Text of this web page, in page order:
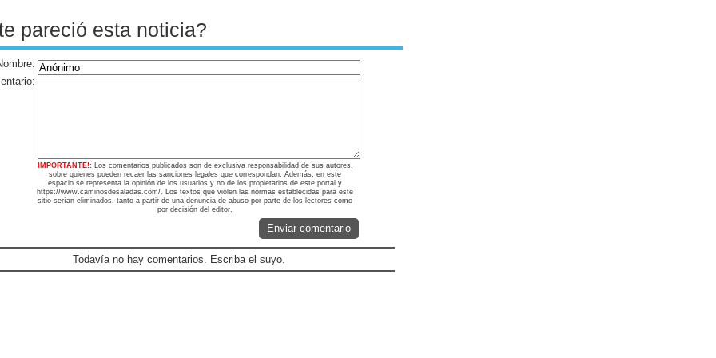
pareció esta noticia?
IMPORTANTE!: Los comentarios publicados son de exclusiva responsabilidad de sus autores,
sobre quienes pueden recaer las sanciones legales que correspondan. Además, en este
espacio se representa la opinión de los usuarios y no de los propietarios de este portal y
https://www.caminosdesaladas.com/. Los textos que violen las normas establecidas para este
sitio serían eliminados, tanto a partir de una denuncia de abuso por parte de los lectores como
por decisión del editor.
Enviar comentario
Todavía no hay comentarios. Escriba el suyo.